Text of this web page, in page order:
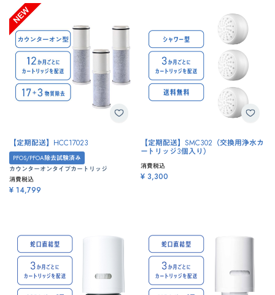
【定期配送】HCC17023
PFOS/PFOA除去試験済み
カウンターオンタイプカートリッジ
消費税込
¥ 14,799
【定期配送】SMC302（交換用浄水カ
ートリッジ3個入り）
消費税込
¥ 3,300